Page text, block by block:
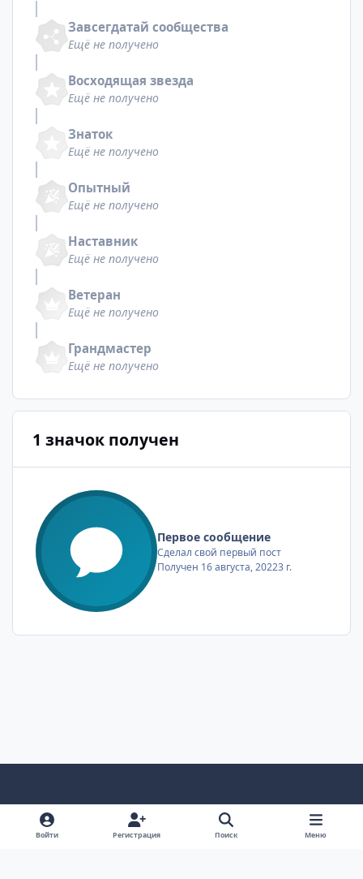
Завсегдатай сообщества
Ещё не получено
Восходящая звезда
Ещё не получено
Знаток
Ещё не получено
Опытный
Ещё не получено
Наставник
Ещё не получено
Ветеран
Ещё не получено
Грандмастер
Ещё не получено
1 значок получен
Первое сообщение
Сделал свой первый пост
Получен 16 августа, 20223 г.
Светлый режим
Темный режимСистемные предпочтения
Войти Регистрация Поиск Меню